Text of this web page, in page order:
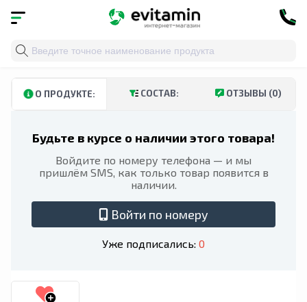
Главная Детское здоровье
О ПРОДУКТЕ: СОСТАВ: ОТЗЫВЫ (0)
Будьте в курсе о наличии этого товара!
Войдите по номеру телефона — и мы
пришлём SMS, как только товар появится в
наличии.
Войти по номеру
Уже подписались: 0